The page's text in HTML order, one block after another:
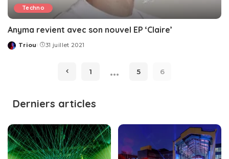
Techno
Anyma revient avec son nouvel EP ‘Claire’
Posted
Triou 31 juillet 2021
1 … 5 6
Derniers articles